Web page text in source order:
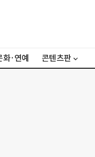
화·연예 콘텐츠판